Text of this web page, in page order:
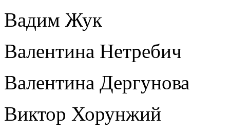
Вадим Жук
Валентина Нетребич
Валентина Дергунова
Виктор Хорунжий